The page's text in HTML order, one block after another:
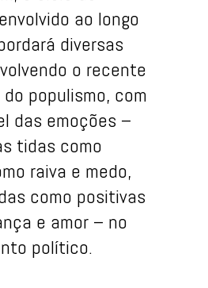
ao longo
diversas
o recente
populismo, com
das emoções –
tidas como
raiva e medo,
como positivas
e amor – no
político.